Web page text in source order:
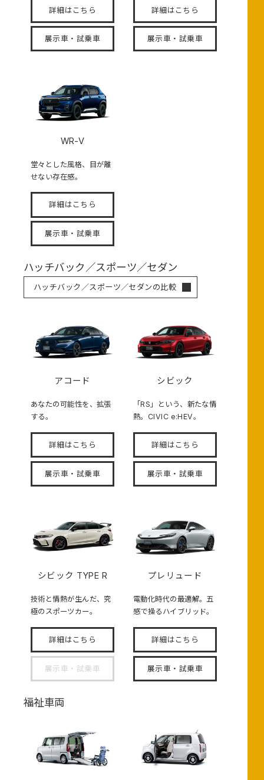
詳細はこちら
展示車・試乗車
詳細はこちら
展示車・試乗車
WR-V
堂々とした風格、目が離
せない存在感。
詳細はこちら
展示車・試乗車
ハッチバック／スポーツ／セダン
ハッチバック／スポーツ／セダンの比較
アコード
あなたの可能性を、拡張
する。
詳細はこちら
展示車・試乗車
シビック
「RS」という、新たな情
熱。CIVIC e:HEV。
詳細はこちら
展示車・試乗車
シビック TYPE R
技術と情熱が生んだ、究
極のスポーツカー。
詳細はこちら
展示車・試乗車
プレリュード
電動化時代の最適解。五
感で操るハイブリッド。
詳細はこちら
展示車・試乗車
福祉車両